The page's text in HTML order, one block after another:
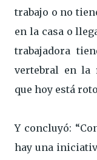
trabajo o no
en la casa o
trabajadora
vertebral en la
que hoy está
Y concluyó:
hay una